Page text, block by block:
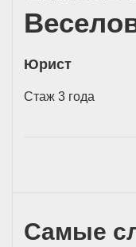
Юрист
Стаж 3 года
Самые